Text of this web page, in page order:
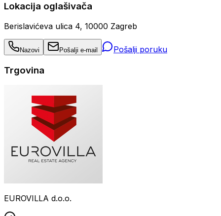
Lokacija oglašivača
Berislavićeva ulica 4, 10000 Zagreb
Nazovi Pošalji e-mail Pošalji poruku
Trgovina
EUROVILLA d.o.o.